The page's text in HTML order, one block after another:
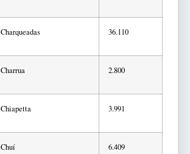
Charqueadas 36.110
Charrua 2.800
Chiapetta 3.991
Chuí 6.409